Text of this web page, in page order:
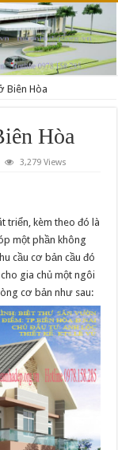
Biên Hòa
Hòa
3,279 Views
triển, kèm theo đó là
một phần không
cầu cơ bản cầu đó
gia chủ một ngôi
cơ bản như sau: